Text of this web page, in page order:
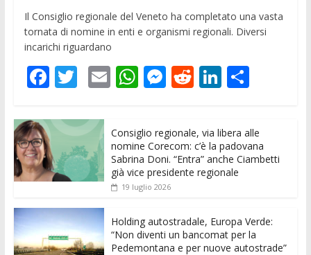
Il Consiglio regionale del Veneto ha completato una vasta
tornata di nomine in enti e organismi regionali. Diversi
incarichi riguardano
F
e
b
o
o
k
T
itt
er
E
l
W
at
s
A
p
M
e
n
g
R
di
t
Li
k
e
dI
C
n
di
vi
Consiglio regionale, via libera alle
nomine Corecom: c’è la padovana
Sabrina Doni. “Entra” anche Ciambetti
già vice presidente regionale
19 luglio 2026
Holding autostradale, Europa Verde:
“Non diventi un bancomat per la
Pedemontana e per nuove autostrade”